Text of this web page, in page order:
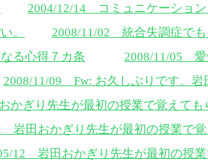
2004/12/14 コミュニケーション
。
2008/11/02 統合失調症で
る心得７カ条
2008/11/05 愛
2008/11/09 Fw: お久しぶりです。岩
かぎり先生が最初の授業で覚えても
岩田おかぎり先生が最初の授業で
12 岩田おかぎり先生が最初の授